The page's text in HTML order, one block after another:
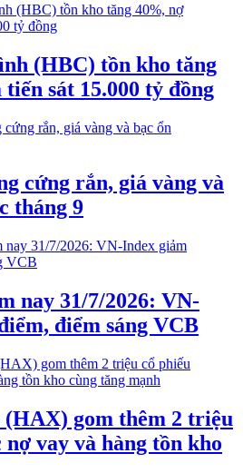
(HBC) tồn kho tăng
sát 15.000 tỷ đồng
cứng rắn, giá vàng và
tháng 9
nay 31/7/2026: VN-
điểm sáng VCB
gom thêm 2 triệu
vay và hàng tồn kho